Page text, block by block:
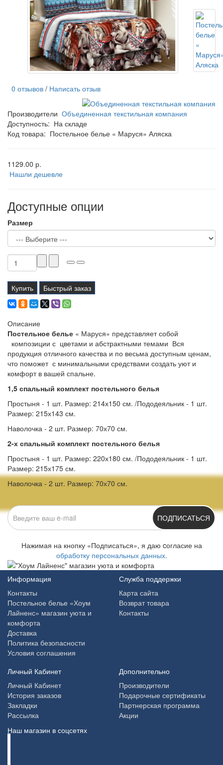
0 отзывов / Написать отзыв
Производители Объединенная текстильная компания
Доступность: На складе
Код товара: Постельное белье « Маруся» Аляска
1129.00 р.
Нашли дешевле
Доступные опции
Размер
Купить Быстрый заказ
Описание
Постельное белье « Маруся» представляет собой
композиции с цветами и абстрактными темами Вся
продукция отличного качества и по весьма доступным ценам,
что поможет с минимальными средствами создать уют и
комфорт в вашей спальне.
1,5 спальный комплект постельного белья
Простыня - 1 шт. Размер: 214х150 см. /Пододеяльник - 1 шт.
Размер: 215х143 см.
Наволочка - 2 шт. Размер: 70х70 см.
2-х спальный комплект постельного белья
Простыня - 1 шт. Размер: 220х180 см. /Пододеяльник - 1 шт.
Размер: 215х175 см.
Наволочка - 2 шт. Размер: 70х70 см.
ПОДПИСАТЬСЯ
Нажимая на кнопку «Подписаться», я даю cогласие на
обработку персональных данных.
Информация
Контакты
Постельное белье «Хоум
Лайненс» магазин уюта и
комфорта
Доставка
Политика безопасности
Условия соглашения
Служба поддержки
Карта сайта
Возврат товара
Контакты
Личный Кабинет
Личный Кабинет
История заказов
Закладки
Рассылка
Дополнительно
Производители
Подарочные сертификаты
Партнерская программа
Акции
Наш магазин в соцсетях